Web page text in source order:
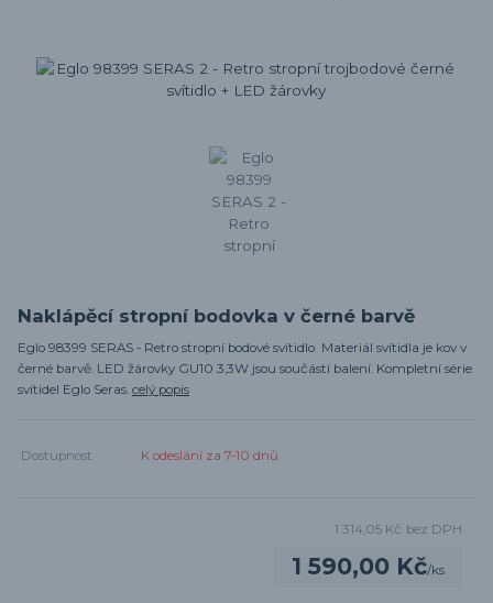
Naklápěcí stropní bodovka v černé barvě
Eglo 98399 SERAS - Retro stropní bodové svítidlo Materiál svítidla je kov v
černé barvě. LED žárovky GU10 3,3W jsou součástí balení. Kompletní série
svítidel Eglo Seras. celý popis
Dostupnost K odeslání za 7-10 dnů
1 590,00 Kč/ks
1 314,05 Kč bez DPH